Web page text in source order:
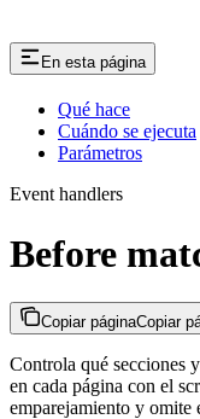
En esta página
Qué hace
Cuándo se ejecuta
Parámetros
Event handlers
Before
Copiar páginaCopiar
Controla qué secciones
en cada página con el
emparejamiento y omite